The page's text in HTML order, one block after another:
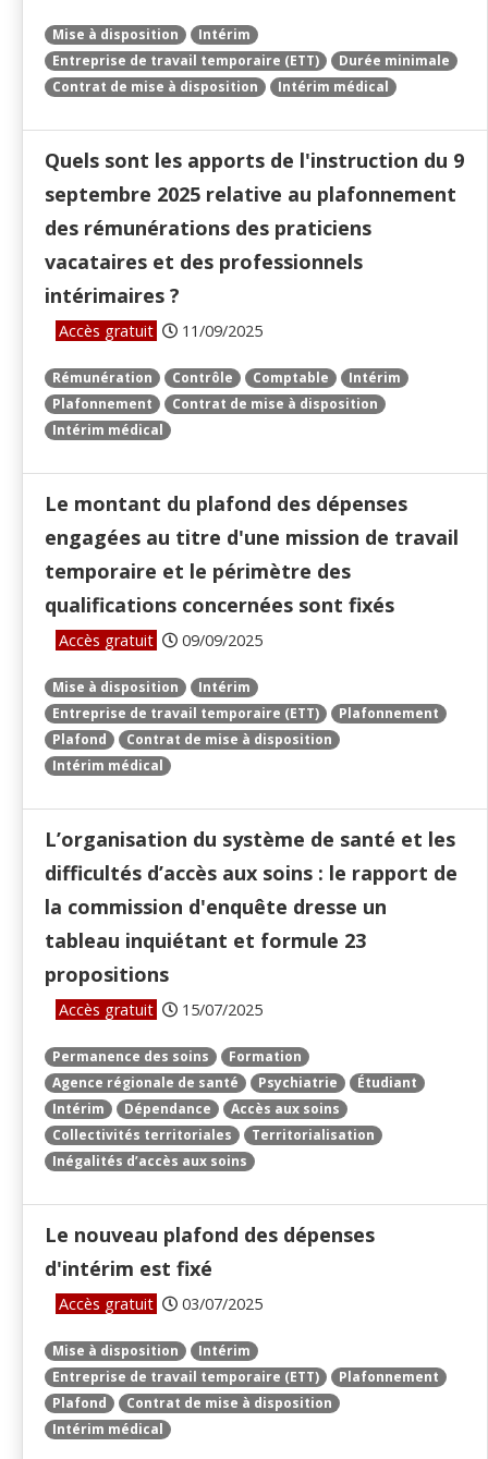
Mise à disposition
Intérim
Entreprise de travail temporaire (ETT)
Durée minimale
Contrat de mise à disposition
Intérim médical
Quels sont les apports de l'instruction du 9
septembre 2025 relative au plafonnement
des rémunérations des praticiens
vacataires et des professionnels
intérimaires ?
Accès gratuit 11/09/2025
Rémunération Contrôle Comptable
Intérim
Plafonnement
Contrat de mise à disposition
Intérim médical
Le montant du plafond des dépenses
engagées au titre d'une mission de travail
temporaire et le périmètre des
qualifications concernées sont fixés
Accès gratuit 09/09/2025
Mise à disposition
Intérim
Entreprise de travail temporaire (ETT)
Plafonnement
Plafond
Contrat de mise à disposition
Intérim médical
L’organisation du système de santé et les
difficultés d’accès aux soins : le rapport de
la commission d'enquête dresse un
tableau inquiétant et formule 23
propositions
Accès gratuit 15/07/2025
Permanence des soins
Formation
Agence régionale de santé
Psychiatrie
Étudiant
Intérim
Dépendance
Accès aux soins
Collectivités territoriales
Territorialisation
Inégalités d’accès aux soins
Le nouveau plafond des dépenses
d'intérim est fixé
Accès gratuit 03/07/2025
Mise à disposition
Intérim
Entreprise de travail temporaire (ETT)
Plafonnement
Plafond
Contrat de mise à disposition
Intérim médical